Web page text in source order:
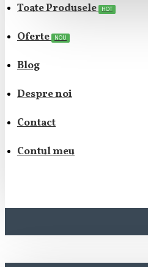
Toate Produsele HOT
Oferte NOU
Blog
Despre noi
Contact
Contul meu